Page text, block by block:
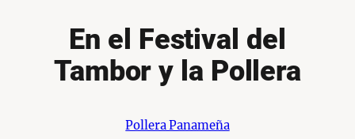
En el Festival del
Tambor y la Pollera
Pollera Panameña